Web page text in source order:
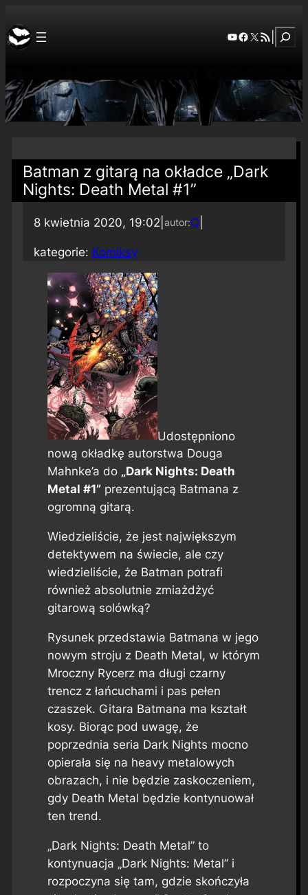
YouTube
Facebook
X RSS Feed
Batman z gitarą na okładce „Dark
Nights: Death Metal #1”
8 kwietnia 2020, 19:02 autor:Q
kategorie: Komiksy
Udostępniono
nową okładkę autorstwa Douga
Mahnke’a do „Dark Nights: Death
Metal #1”prezentującą Batmana z
ogromną gitarą.
Wiedzieliście, że jest największym
detektywem na świecie, ale czy
wiedzieliście, że Batman potrafi
również absolutnie zmiażdżyć
gitarową solówką?
Rysunek przedstawia Batmana w jego
nowym stroju z Death Metal, w którym
Mroczny Rycerz ma długi czarny
trencz z łańcuchami i pas pełen
czaszek. Gitara Batmana ma kształt
kosy. Biorąc pod uwagę, że
poprzednia seria Dark Nights mocno
opierała się na heavy metalowych
obrazach, i nie będzie zaskoczeniem,
gdy Death Metal będzie kontynuował
ten trend.
„Dark Nights: Death Metal” to
kontynuacja „Dark Nights: Metal” i
rozpoczyna się tam, gdzie skończyła